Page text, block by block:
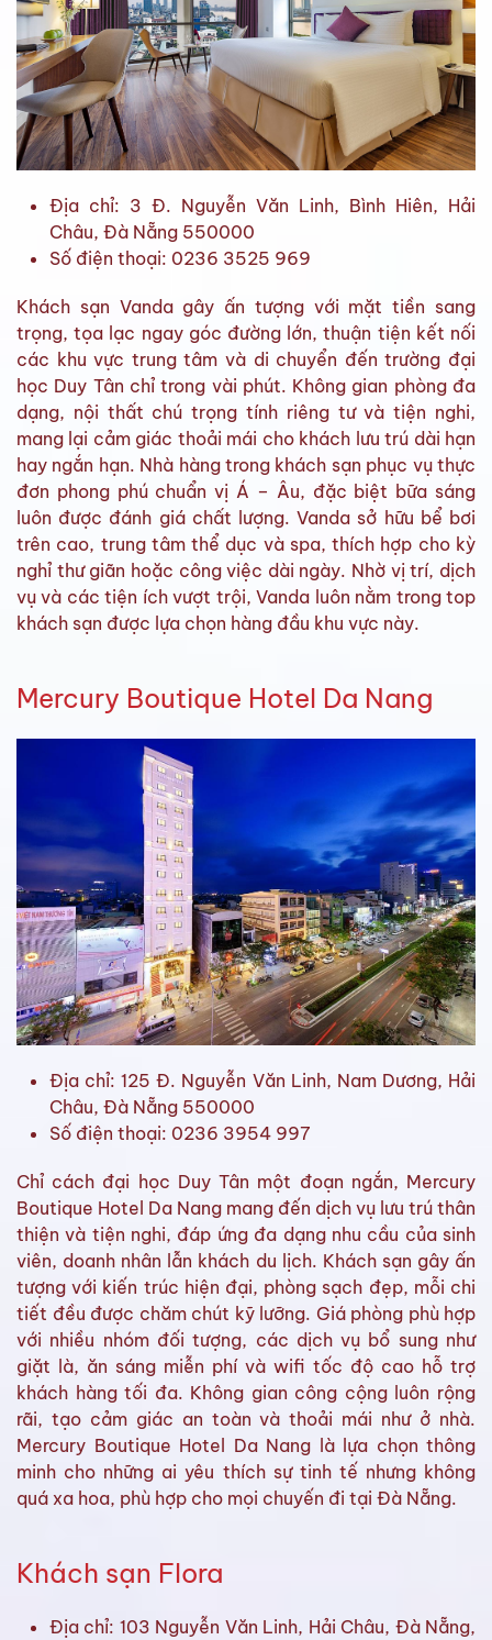
Địa chỉ: 3 Đ. Nguyễn Văn Linh, Bình Hiên, Hải
Châu, Đà Nẵng 550000
Số điện thoại: 0236 3525 969
Khách sạn Vanda gây ấn tượng với mặt tiền sang
trọng, tọa lạc ngay góc đường lớn, thuận tiện kết nối
các khu vực trung tâm và di chuyển đến trường đại
học Duy Tân chỉ trong vài phút. Không gian phòng đa
dạng, nội thất chú trọng tính riêng tư và tiện nghi,
mang lại cảm giác thoải mái cho khách lưu trú dài hạn
hay ngắn hạn. Nhà hàng trong khách sạn phục vụ thực
đơn phong phú chuẩn vị Á – Âu, đặc biệt bữa sáng
luôn được đánh giá chất lượng. Vanda sở hữu bể bơi
trên cao, trung tâm thể dục và spa, thích hợp cho kỳ
nghỉ thư giãn hoặc công việc dài ngày. Nhờ vị trí, dịch
vụ và các tiện ích vượt trội, Vanda luôn nằm trong top
khách sạn được lựa chọn hàng đầu khu vực này.
Mercury Boutique Hotel Da Nang
Địa chỉ: 125 Đ. Nguyễn Văn Linh, Nam Dương, Hải
Châu, Đà Nẵng 550000
Số điện thoại: 0236 3954 997
Chỉ cách đại học Duy Tân một đoạn ngắn, Mercury
Boutique Hotel Da Nang mang đến dịch vụ lưu trú thân
thiện và tiện nghi, đáp ứng đa dạng nhu cầu của sinh
viên, doanh nhân lẫn khách du lịch. Khách sạn gây ấn
tượng với kiến trúc hiện đại, phòng sạch đẹp, mỗi chi
tiết đều được chăm chút kỹ lưỡng. Giá phòng phù hợp
với nhiều nhóm đối tượng, các dịch vụ bổ sung như
giặt là, ăn sáng miễn phí và wifi tốc độ cao hỗ trợ
khách hàng tối đa. Không gian công cộng luôn rộng
rãi, tạo cảm giác an toàn và thoải mái như ở nhà.
Mercury Boutique Hotel Da Nang là lựa chọn thông
minh cho những ai yêu thích sự tinh tế nhưng không
quá xa hoa, phù hợp cho mọi chuyến đi tại Đà Nẵng.
Khách sạn Flora
Địa chỉ: 103 Nguyễn Văn Linh, Hải Châu, Đà Nẵng,